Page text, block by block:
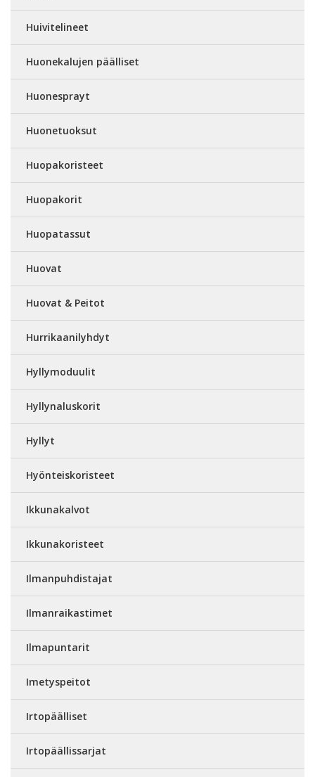
Huivitelineet
Huonekalujen päälliset
Huonesprayt
Huonetuoksut
Huopakoristeet
Huopakorit
Huopatassut
Huovat
Huovat & Peitot
Hurrikaanilyhdyt
Hyllymoduulit
Hyllynaluskorit
Hyllyt
Hyönteiskoristeet
Ikkunakalvot
Ikkunakoristeet
Ilmanpuhdistajat
Ilmanraikastimet
Ilmapuntarit
Imetyspeitot
Irtopäälliset
Irtopäällissarjat